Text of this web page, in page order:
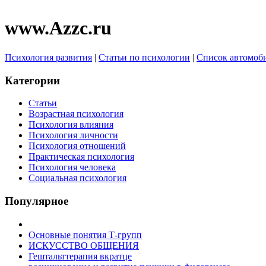
www.Azzc.ru
Психология развития | Статьи по психологии | Список
Категории
Статьи
Возрастная психология
Психология влияния
Психология личности
Психология отношений
Практическая психология
Психология человека
Социальная психология
Популярное
Основные понятия Т-групп
ИСКУССТВО ОБЩЕНИЯ
Гештальттерапия вкратце